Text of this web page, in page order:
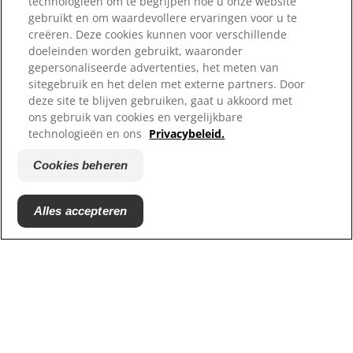
Onze sites
Hill's Vet
Carrières
Reddingscentrum partners
gebruikt en om waardevollere ervaringen voor u te
creëren. Deze cookies kunnen voor verschillende
doeleinden worden gebruikt, waaronder
gepersonaliseerde advertenties, het meten van
sitegebruik en het delen met externe partners. Door
deze site te blijven gebruiken, gaat u akkoord met
ons gebruik van cookies en vergelijkbare
technologieën en ons Privacybeleid.
Cookies beheren
Alles accepteren